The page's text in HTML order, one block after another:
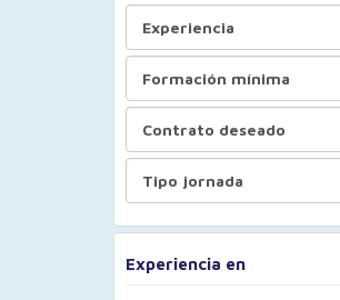
Experiencia en